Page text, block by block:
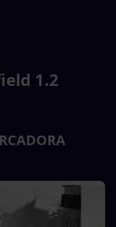
1.2